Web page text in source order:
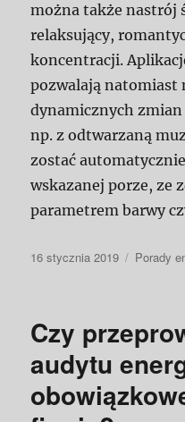
można także nastrój
relaksujący,
koncentracji.
pozwalają natomiast
dynamicznych zmian
np. z odtwarzaną
zostać
wskazanej porze, ze
parametrem barwy
Data
16 stycznia 2019 Kategorie
Porady
Czy
audytu